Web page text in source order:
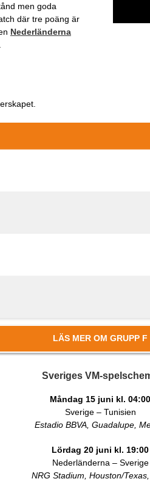
men goda
där tre poäng är
Nederländerna
LÄS MER OM GRUPP F
Sveriges VM-
Måndag 15 juni kl. 04:00
Sverige – Tunisien
Estadio BBVA, Guadalupe,
Lördag 20 juni kl. 19:00
Nederländerna – Sverige
NRG Stadium, Houston/